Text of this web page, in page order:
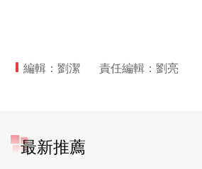
編輯：劉潔 責任編輯：劉亮
最新推薦